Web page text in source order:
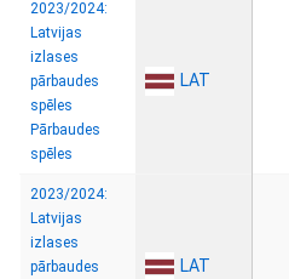
2023/2024:
Latvijas
izlases
pārbaudes
spēles
Pārbaudes
spēles
LAT
2023/2024:
Latvijas
izlases
pārbaudes
LAT